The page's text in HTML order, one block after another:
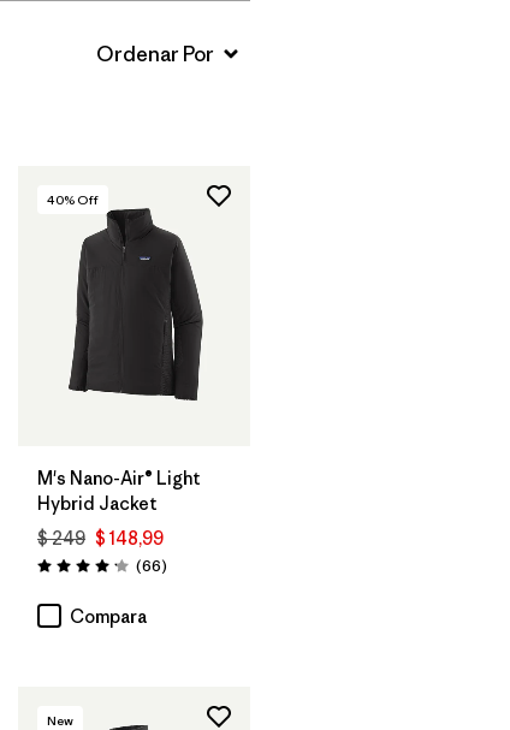
40% Off
M's Nano-Air® Light
Hybrid Jacket
$ 249 $ 148,99
Valoración: 4.2 / 5
(66Comentarios
)
Compara
New